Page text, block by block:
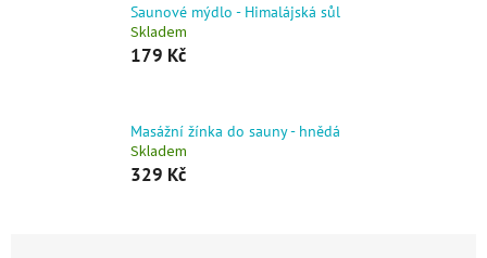
Saunové mýdlo - Himalájská sůl
Skladem
179 Kč
Masážní žínka do sauny - hnědá
Skladem
329 Kč